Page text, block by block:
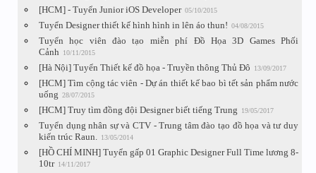
[HCM] - Tuyển Junior iOS Developer 05/10/2015
Tuyển Designer thiết kế hình hình in lên áo thun! 04/08/2015
Tuyển học viên đào tạo miễn phí Đồ Họa 3D Games Phối
Cảnh
10/11/2015
[Hà Nội] Tuyển Thiết kế đồ họa - Truyền thông Thủ Đô 13/09/2017
[HCM] Tìm cộng tác viên - Dự án thiết kế bao bì tết sản phẩm nước
uống 28/07/2015
[HCM] Truy tìm đồng đội Designer biết tiếng Trung 19/05/2017
Tuyển dụng nhân sự và CTV - Trung tâm đào tạo đồ họa và tư duy
kiến trúc Raun. 13/05/2014
[HỒ CHÍ MINH] Tuyển gấp 01 Graphic Designer Full Time lương 8-
10tr 14/11/2017